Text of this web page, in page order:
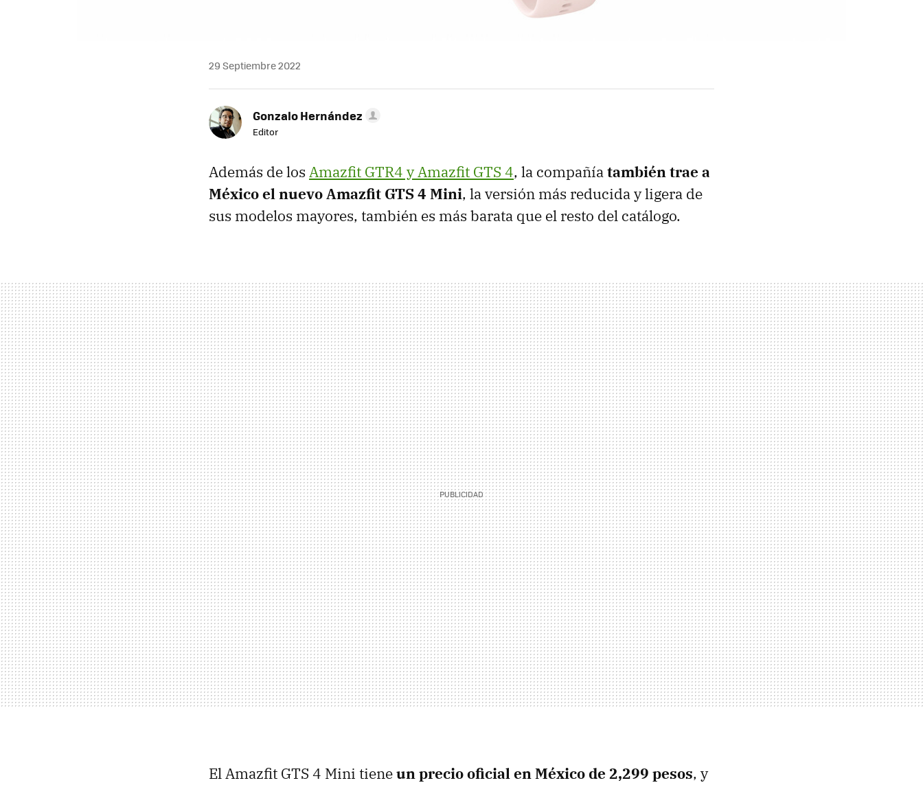
29 Septiembre 2022
Gonzalo Hernández
Editor
Además de los Amazfit GTR4 y Amazfit GTS 4, la compañíatambién trae a
México el nuevo Amazfit GTS 4 Mini, la versión más reducida y ligera de
sus modelos mayores, también es más barata que el resto del catálogo.
El Amazfit GTS 4 Mini tieneun precio oficial en México de 2,299 pesos, y